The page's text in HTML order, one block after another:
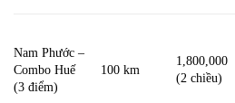
Nam Phước –
Combo Huế
(3 điểm)
100 km
1,800,000
(2 chiều)